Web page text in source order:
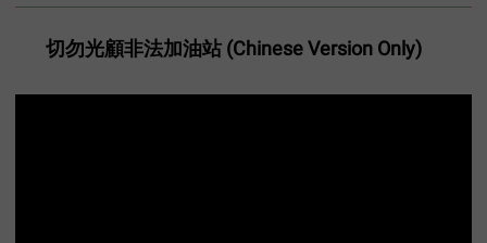
切勿光顧非法加油站 (Chinese Version Only)